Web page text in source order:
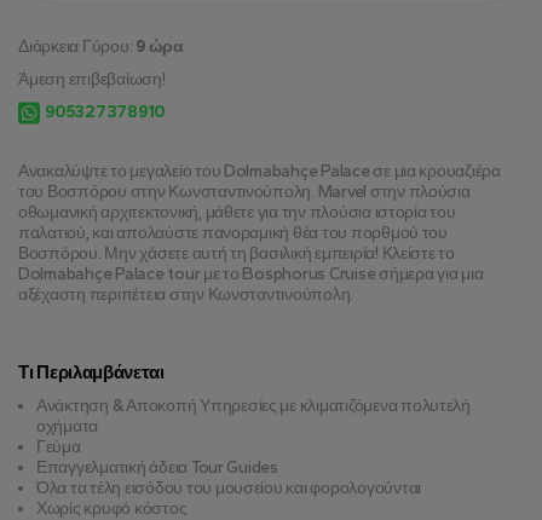
Ανακαλύψτε το μεγαλείο του Dolmabahçe Palace σε μια κρουαζιέρα
του Βοσπόρου στην Κωνσταντινούπολη. Marvel στην πλούσια
οθωμανική αρχιτεκτονική, μάθετε για την πλούσια ιστορία του
παλατιού, και απολαύστε πανοραμική θέα του πορθμού του
Βοσπόρου. Μην χάσετε αυτή τη βασιλική εμπειρία! Κλείστε το
Dolmabahçe Palace tour με το Bosphorus Cruise σήμερα για μια
αξέχαστη περιπέτεια στην Κωνσταντινούπολη.
Τι Περιλαμβάνεται
Ανάκτηση & Αποκοπή Υπηρεσίες με κλιματιζόμενα πολυτελή
οχήματα
Γεύμα
Επαγγελματική άδεια Tour Guides
Όλα τα τέλη εισόδου του μουσείου και φορολογούνται
Χωρίς κρυφό κόστος
Διάρκεια Γύρου: 9 ώρα
Άμεση επιβεβαίωση!
905327378910